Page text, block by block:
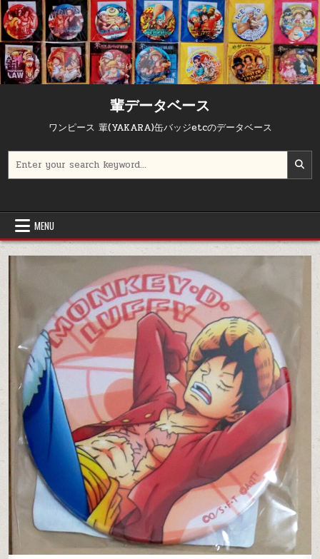
輩データベース
ワンピース 輩(YAKARA)缶バッジetcのデータベース
MENU